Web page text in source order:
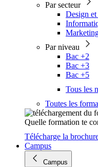
Par secteur
Design
Par niveau
Bac +2
Bac +3
Bac +5
Tous les
Toutes les
Quelle formation te
Télécharge la
Campus
Campus